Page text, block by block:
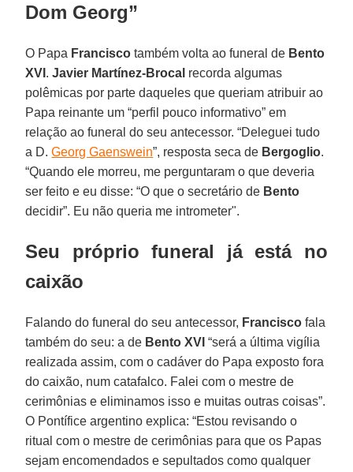
Dom Georg”
O Papa Francisco também volta ao funeral de Bento
XVI .Javier Martínez-Brocal recorda algumas
polêmicas por parte daqueles que queriam atribuir ao
Papa reinante um “perfil pouco informativo” em
relação ao funeral do seu antecessor. “Deleguei tudo
a D.Georg Gaenswein”, resposta seca de Bergoglio.
“Quando ele morreu, me perguntaram o que deveria
ser feito e eu disse: “O que o secretário de Bento
decidir”. Eu não queria me intrometer".
Seu próprio funeral já está no
caixão
Falando do funeral do seu antecessor, Francisco fala
também do seu: a de Bento XVI “será a última vigília
realizada assim, com o cadáver do Papa exposto fora
do caixão, num catafalco. Falei com o mestre de
cerimônias e eliminamos isso e muitas outras coisas”.
O Pontífice argentino explica: “Estou revisando o
ritual com o mestre de cerimônias para que os Papas
sejam encomendados e sepultados como qualquer